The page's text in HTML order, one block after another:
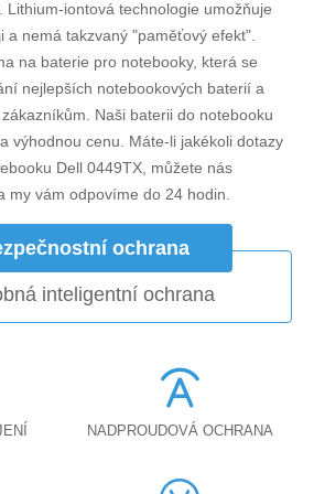
iontová technologie umožňuje
a nemá takzvaný "paměťový efekt".
na baterie pro notebooky, která se
nejlepších notebookových baterií a
Naši baterii do notebooku
výhodnou cenu. Máte-li jakékoli dotazy
Dell 0449TX, můžete nás
my vám odpovíme do 24 hodin.
ochrana
inteligentní ochrana
NADPROUDOVÁ OCHRANA